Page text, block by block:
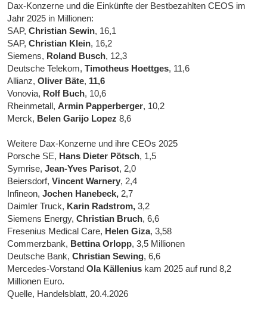
Dax-Konzerne und die Einkünfte der Bestbezahlten CEOS im
Jahr 2025 in Millionen:
SAP,Christian Sewin, 16,1
SAP,Christian Klein, 16,2
Siemens, Roland Busch, 12,3
Deutsche Telekom,Timotheus Hoettges, 11,6
Allianz,Oliver Bäte, 11,6
Vonovia, Rolf Buch, 10,6
Rheinmetall,Armin Papperberger, 10,2
Merck, Belen Garijo Lopez 8,6
Weitere Dax-Konzerne und ihre CEOs 2025
Porsche SE, Hans Dieter Pötsch, 1,5
Symrise,Jean-Yves Parisot, 2,0
Beiersdorf,Vincent Warnery, 2,4
Infineon,Jochen Hanebeck, 2,7
Daimler Truck, Karin Radstrom, 3,2
Siemens Energy,Christian Bruch, 6,6
Fresenius Medical Care, Helen Giza, 3,58
Commerzbank, Bettina Orlopp, 3,5 Millionen
Deutsche Bank,Christian Sewing, 6,6
Mercedes-VorstandOla Källenius kam 2025 auf rund 8,2
Millionen Euro.
Quelle, Handelsblatt, 20.4.2026